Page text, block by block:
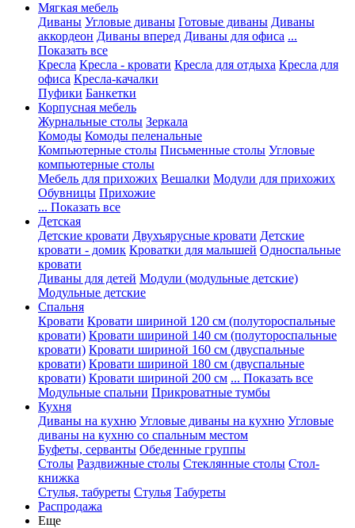
Мягкая мебель
Диваны Угловые диваны Готовые диваны Диваны
аккордеон Диваны вперед Диваны для офиса ...
Показать все
Кресла Кресла - кровати Кресла для отдыха Кресла для
офиса Кресла-качалки
Пуфики Банкетки
Корпусная мебель
Журнальные столы Зеркала
Комоды Комоды пеленальные
Компьютерные столы Письменные столы Угловые
компьютерные столы
Мебель для прихожих Вешалки Модули для прихожих
Обувницы Прихожие
... Показать все
Детская
Детские кровати Двухъярусные кровати Детские
кровати - домик Кроватки для малышей Односпальные
кровати
Диваны для детей Модули (модульные детские)
Модульные детские
Спальня
Кровати Кровати шириной 120 см (полутороспальные
кровати) Кровати шириной 140 см (полутороспальные
кровати) Кровати шириной 160 см (двуспальные
кровати) Кровати шириной 180 см (двуспальные
кровати) Кровати шириной 200 см ... Показать все
Модульные спальни Прикроватные тумбы
Кухня
Диваны на кухню Угловые диваны на кухню Угловые
диваны на кухню со спальным местом
Буфеты, серванты Обеденные группы
Столы Раздвижные столы Стеклянные столы Стол-
книжка
Стулья, табуреты Стулья Табуреты
Распродажа
Еще